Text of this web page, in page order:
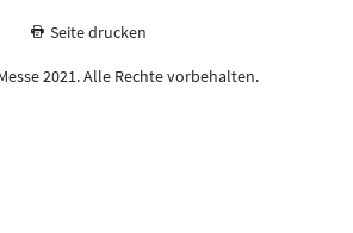
Seite drucken
2021. Alle Rechte vorbehalten.